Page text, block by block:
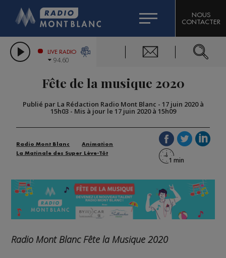
LES CHRONIQUES DE L'EXPERT
CITIZEN MACHINERY
GRAND MASSIF DOMAINES SKIABLES
BIGARD
COMPAGNIE DU MONT-BLANC
NOUS
CONTACTER
LIVE RADIO
94.60
Fête de la musique 2020
Publié par La Rédaction Radio Mont Blanc - 17 juin 2020 à
15h03- Mis à jour le 17 juin 2020 à 15h09
Radio Mont Blanc
Animation
La Matinale des Super Lève-Tôt
Radio Mont Blanc Fête la Musique 2020